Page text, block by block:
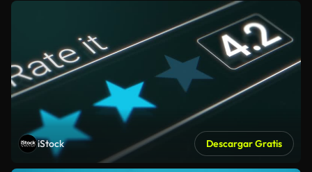
iStock Descargar Gratis